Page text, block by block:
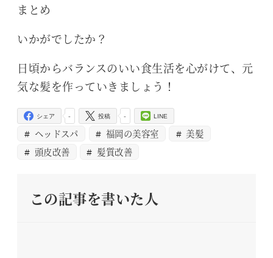
まとめ
いかがでしたか？
日頃からバランスのいい食生活を心がけて、元
気な髪を作っていきましょう！
-
シェア -
投稿 LINE
ヘッドスパ 福岡の美容室
美髪
頭皮改善
髪質改善
この記事を書いた人